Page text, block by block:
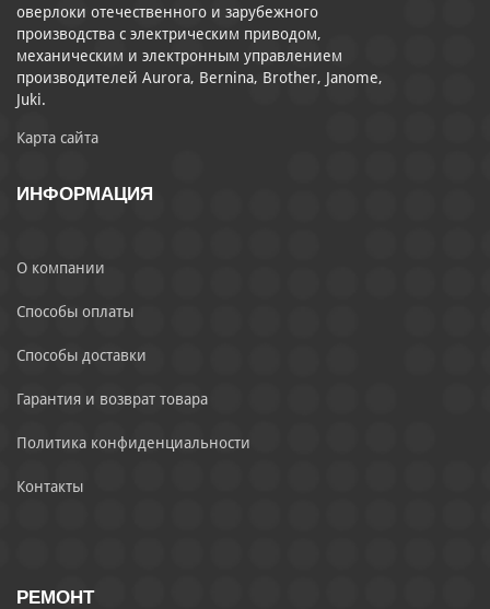
оверлоки отечественного и зарубежного
производства с электрическим приводом,
механическим и электронным управлением
производителей Aurora, Bernina, Brother, Janome,
Juki.
Карта сайта
ИНФОРМАЦИЯ
О компании
Способы оплаты
Способы доставки
Гарантия и возврат товара
Политика конфиденциальности
Контакты
РЕМОНТ